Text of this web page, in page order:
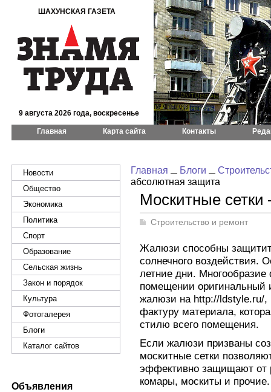
ШАХУНСКАЯ ГАЗЕТА
9 августа 2026 года, воскресенье
Главная Карта сайта Контакты
Новости
Общество
Экономика
Политика
Спорт
Образование
Сельская жизнь
Закон и порядок
Культура
Фотогалерея
Блоги
Каталог сайтов
Объявления
Главная Блоги
абсолютная защита
Москитные
Строительство и ремонт
Жалюзи способны
солнечного воздействия.
летние дни. Многообразие
помещении оригинальный
жалюзи на http://ldstyle.ru/,
фактуру материала,
стилю всего помещения.
Если жалюзи призваны
москитные сетки
эффективно защищают от
комары, москиты и прочие.